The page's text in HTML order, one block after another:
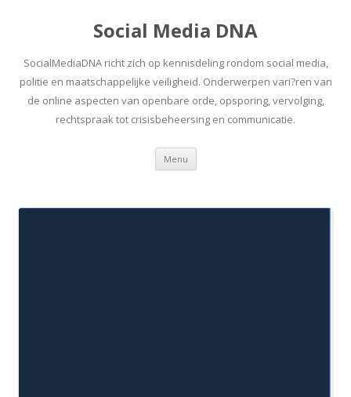
Social Media DNA
SocialMediaDNA richt zich op kennisdeling rondom social media,
politie en maatschappelijke veiligheid. Onderwerpen vari?ren van
de online aspecten van openbare orde, opsporing, vervolging,
rechtspraak tot crisisbeheersing en communicatie.
Menu Spring
inhoud